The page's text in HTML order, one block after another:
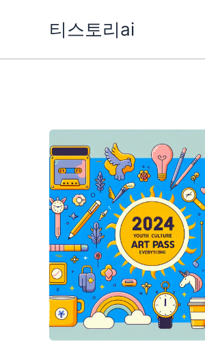
티스토리ai